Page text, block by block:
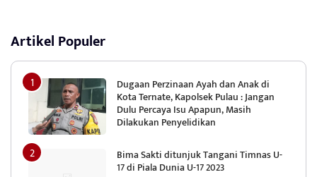
Artikel Populer
Dugaan Perzinaan Ayah dan Anak di
Kota Ternate, Kapolsek Pulau : Jangan
Dulu Percaya Isu Apapun, Masih
Dilakukan Penyelidikan
Bima Sakti ditunjuk Tangani Timnas U-
17 di Piala Dunia U-17 2023